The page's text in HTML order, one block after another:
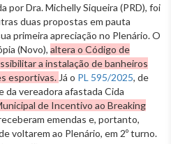
por Dra. Michelly Siqueira (PRD), foi
duas propostas em pauta
primeira apreciação no Plenário. O
(Novo), altera o Código de
a instalação de banheiros
esportivas. Já o PL 595/2025, de
da vereadora afastada Cida
de Incentivo ao Breaking
emendas e, portanto,
voltarem ao Plenário, em 2º turno.